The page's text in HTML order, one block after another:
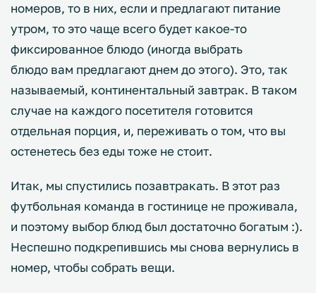
номеров, то в них, если и предлагают питание
утром, то это чаще всего будет какое-то
фиксированное блюдо (иногда выбрать
блюдо вам предлагают днем до этого). Это, так
называемый, континентальный завтрак. В таком
случае на каждого посетителя готовится
отдельная порция, и, переживать о том, что вы
остенетесь без еды тоже не стоит.
Итак, мы спустились позавтракать. В этот раз
футбольная команда в гостинице не проживала,
и поэтому выбор блюд был достаточно богатым :).
Неспешно подкрепившись мы снова вернулись в
номер, чтобы собрать вещи.